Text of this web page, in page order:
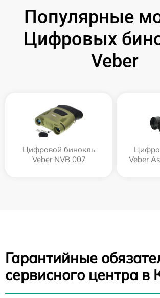
Популярные
Цифровых
Veber
Цифровой бинокль
Veber NVB 007
Veber
Гарантийные
сервисного центра в